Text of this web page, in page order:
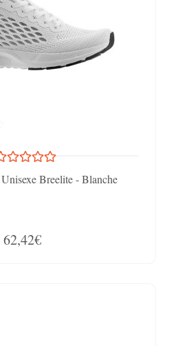
Breelite - Blanche
62,42€